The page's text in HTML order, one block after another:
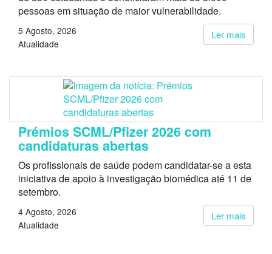
pessoas em situação de maior vulnerabilidade.
Ler mais
5 Agosto, 2026
Atualidade
Prémios SCML/Pfizer 2026 com
candidaturas abertas
Os profissionais de saúde podem candidatar-se a esta
iniciativa de apoio à investigação biomédica até 11 de
setembro.
Ler mais
4 Agosto, 2026
Atualidade